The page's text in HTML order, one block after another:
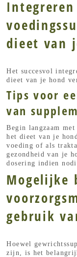
dieet van
Het succesvol
dieet van je hond
Tips voor
van
Begin langzaam
het dieet van je
voeding of als
gezondheid van je
dosering indien
Mogelijke
gebruik
Hoewel
zijn, is het